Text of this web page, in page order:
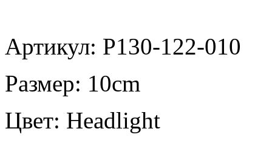
Артикул: P130-122-010
Размер: 10cm
Цвет: Headlight